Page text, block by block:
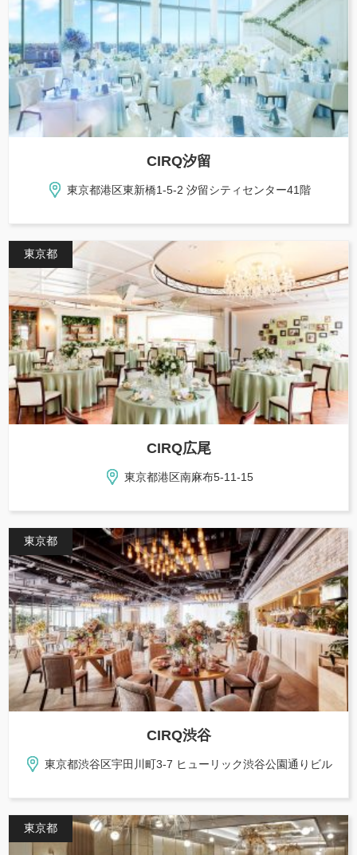
CIRQ汐留
東京都港区東新橋1-5-2 汐留シティセンター41階
東京都
CIRQ広尾
東京都港区南麻布5-11-15
東京都
CIRQ渋谷
東京都渋谷区宇田川町3-7 ヒューリック渋谷公園通りビル
東京都